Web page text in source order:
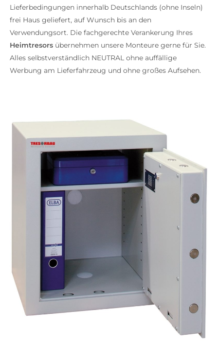
Lieferbedingungen innerhalb Deutschlands (ohne Inseln)
frei Haus geliefert, auf Wunsch bis an den
Verwendungsort. Die fachgerechte Verankerung Ihres
Heimtresors übernehmen unsere Monteure gerne für Sie.
Alles selbstverständlich NEUTRAL ohne auffällige
Werbung am Lieferfahrzeug und ohne großes Aufsehen.